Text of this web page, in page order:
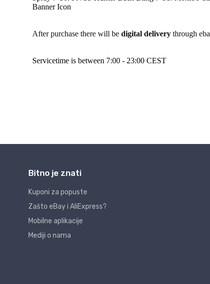
Bitno je znati
Kuponi za popuste
Zašto eBay i AliExpress?
Mobilne aplikacije
Mediji o nama